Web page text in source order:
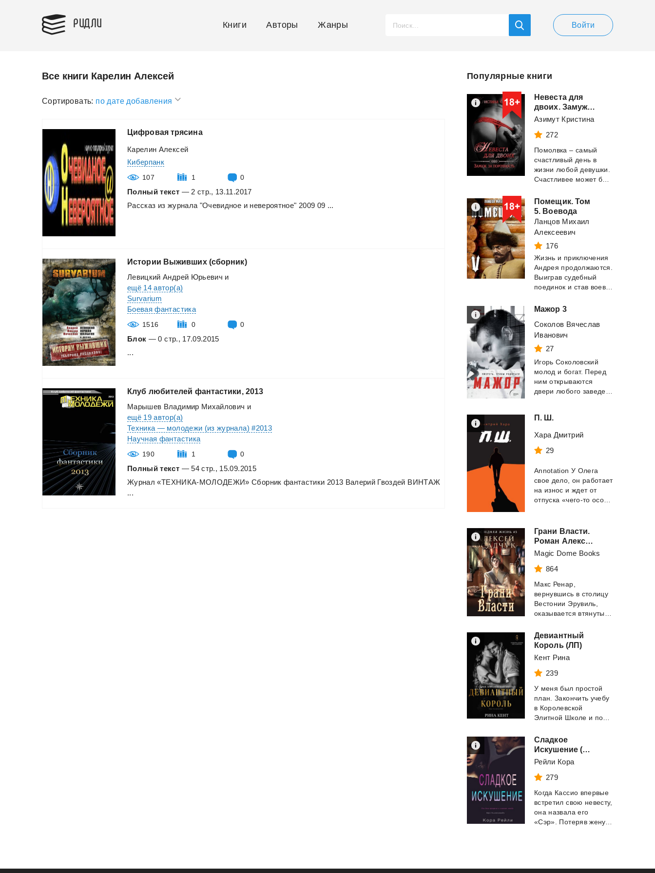
РИДЛИ Книги Авторы Жанры Войти
Все книги Карелин Алексей
Сортировать: по дате добавления
Цифровая трясина
Карелин Алексей
Киберпанк
107 1 0
Полный текст — 2 стр., 13.11.2017
Рассказ из журнала "Очевидное и невероятное" 2009 09 ...
Истории Выживших (сборник)
Левицкий Андрей Юрьевич и
ещё 14 автор(а)
Survarium
Боевая фантастика
1516 0 0
Блок — 0 стр., 17.09.2015
...
Клуб любителей фантастики, 2013
Марышев Владимир Михайлович и
ещё 19 автор(а)
Техника — молодежи (из журнала) #2013
Научная фантастика
190 1 0
Полный текст — 54 стр., 15.09.2015
Журнал «ТЕХНИКА-МОЛОДЕЖИ» Сборник фантастики 2013 Валерий Гвоздей ВИНТАЖ
...
Популярные книги
Невеста для
двоих. Замуж за порочность
Азимут Кристина
272
Помолвка – самый
счастливый день в
жизни любой девушки.
Помещик. Том
5. Воевода
Ланцов Михаил
Алексеевич
176
Жизнь и приключения
Андрея продолжаются.
Выиграв судебный
Мажор 3
Соколов Вячеслав
Иванович
27
Игорь Соколовский
молод и богат. Перед
ним открываются
П. Ш.
Хара Дмитрий
29
Annotation У Олега
свое дело, он работает
на износ и ждет от
Грани Власти.
Роман Алексея Осадчука
Magic Dome Books
864
Макс Ренар,
вернувшись в столицу
Вестонии Эрувиль,
Девиантный
Король (ЛП)
Кент Рина
239
У меня был простой
план. Закончить учебу
в Королевской
Сладкое
Искушение (ЛП)
Рейли Кора
279
Когда Кассио впервые
встретил свою невесту,
она назвала его
«Сэр». Потеряв жену, Кассио ос...